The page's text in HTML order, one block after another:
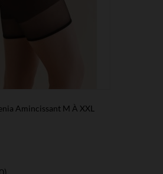
Amincissant M À XXL